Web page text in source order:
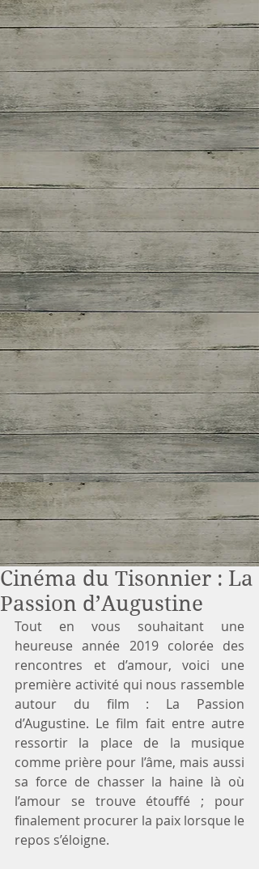
Cinéma du Tisonnier : La
Passion d’Augustine
Tout en vous souhaitant une
heureuse année 2019 colorée des
rencontres et d’amour, voici une
première activité qui nous rassemble
autour du film : La Passion
d’Augustine. Le film fait entre autre
ressortir la place de la musique
comme prière pour l’âme, mais aussi
sa force de chasser la haine là où
l’amour se trouve étouffé ; pour
finalement procurer la paix lorsque le
repos s’éloigne.